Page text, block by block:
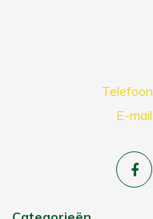
Telefoon
E-mail